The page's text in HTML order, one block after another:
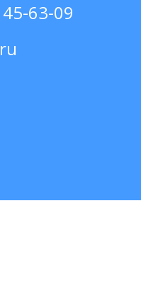
63-09